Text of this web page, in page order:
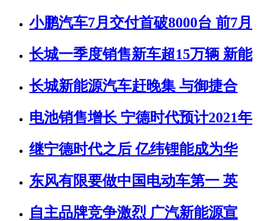
小鹏汽车7月交付首破8000台 前7月
长城一季度销售新车超15万辆 新能
长城新能源汽车赶晚集 与御捷合
电池销售增长 宁德时代预计2021年
继宁德时代之后 亿纬锂能成为华
东风有限要做中国电动车第一 英
自主品牌竞争激烈 广汽新能源宣